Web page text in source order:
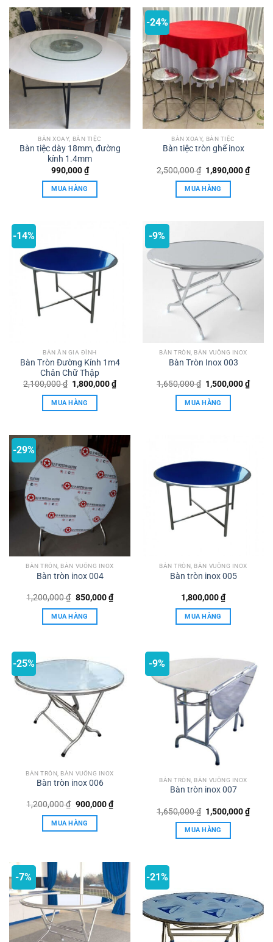
BÀN XOAY, BÀN TIỆC
Bàn tiệc dày 18mm, đường
kính 1.4mm
990,000₫
MUA HÀNG
-24%
BÀN XOAY, BÀN TIỆC
Bàn tiệc tròn ghế inox
2,500,000₫ Giá
gốc
là:
2,500,000 ₫.
1,890,000₫Giá
hiện
MUA HÀNG
-14%
BÀN ĂN GIA ĐÌNH
Bàn Tròn Đường Kính 1m4
Chân Chữ Thập
2,100,000₫ Giá
gốc
là:
2,100,000 ₫.
1,800,000₫Giá
hiện
MUA HÀNG
-9%
BÀN TRÒN, BÀN VUÔNG INOX
Bàn Tròn Inox 003
1,650,000₫ Giá
gốc
là:
1,650,000 ₫.
1,500,000₫Giá
hiện
MUA HÀNG
-29%
BÀN TRÒN, BÀN VUÔNG INOX
Bàn tròn inox 004
1,200,000₫ Giá
là:
1,200,000 ₫.
850,000₫Giá
hiện
MUA HÀNG
BÀN TRÒN, BÀN VUÔNG INOX
Bàn tròn inox 005
1,800,000₫
MUA HÀNG
-25%
BÀN TRÒN, BÀN VUÔNG INOX
Bàn tròn inox 006
1,200,000₫ Giá
là:
1,200,000 ₫.
900,000₫Giá
hiện
MUA HÀNG
-9%
BÀN TRÒN, BÀN VUÔNG INOX
Bàn tròn inox 007
1,650,000₫ Giá
gốc
là:
1,650,000 ₫.
1,500,000₫Giá
hiện
MUA HÀNG
-7% -21%